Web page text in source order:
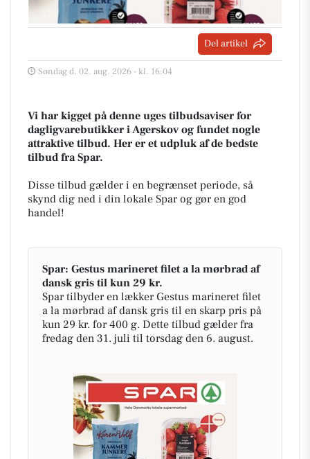
Del artikel
Søndag d. 02. aug. 2026 - kl. 16:04
Vi har kigget på denne uges tilbudsaviser for
dagligvarebutikker i Agerskov og fundet nogle
attraktive tilbud. Her er et udpluk af de bedste
tilbud fra Spar.
Disse tilbud gælder i en begrænset periode, så
skynd dig ned i din lokale Spar og gør en god
handel!
Spar: Gestus marineret filet a la mørbrad af
dansk gris til kun 29 kr.
Spar tilbyder en lækker Gestus marineret filet
a la mørbrad af dansk gris til en skarp pris på
kun 29 kr. for 400 g. Dette tilbud gælder fra
fredag den 31. juli til torsdag den 6. august.